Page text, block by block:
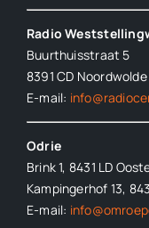
Radio
Buurthuisstraat 5
8391 CD Noordwolde
E-mail:
Odrie
Brink 1, 8431 LD
Kampingerhof 13,
E-mail: